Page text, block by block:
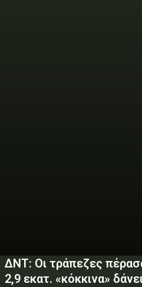
ΔΝΤ: Οι τράπεζες
2,9 εκατ. «κόκκινα»